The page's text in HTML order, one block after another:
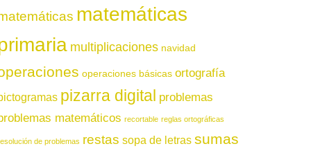
matemáticas
multiplicaciones navidad
operaciones básicas ortografía
pizarra digital problemas
matemáticos recortable reglas ortográficas
de problemas restas sopa de letras sumas